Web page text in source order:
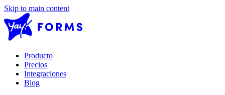
Skip to main content
Producto
Precios
Integraciones
Blog